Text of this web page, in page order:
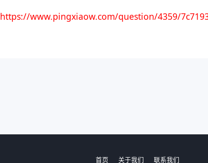
https://www.pingxiaow.com/question/4359/
首页 关于我们 联系我们